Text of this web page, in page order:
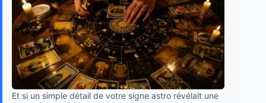
Et si un simple détail de votre signe astro révélait une